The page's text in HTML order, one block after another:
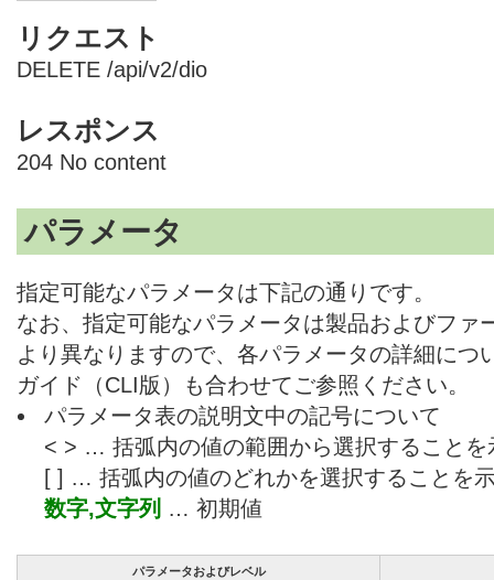
リクエスト
DELETE /api/v2/dio
レスポンス
204 No content
パラメータ
指定可能なパラメータは下記の通りです。
なお、指定可能なパラメータは製品およびファ
より異なりますので、各パラメータの詳細につ
ガイド（CLI版）も合わせてご参照ください。
パラメータ表の説明文中の記号について
< > … 括弧内の値の範囲から選択することを
[ ] … 括弧内の値のどれかを選択することを
数字,文字列 … 初期値
パラメータおよびレベル